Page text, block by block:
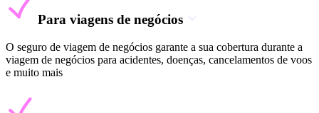
Para viagens de negócios
O seguro de viagem de negócios garante a sua cobertura durante a
viagem de negócios para acidentes, doenças, cancelamentos de voos
e muito mais